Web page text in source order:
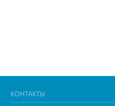
КОНТАКТЫ